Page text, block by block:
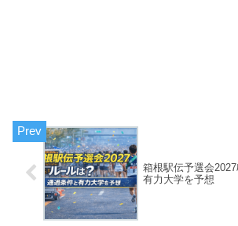
箱根駅伝予選会
有力大学を予想